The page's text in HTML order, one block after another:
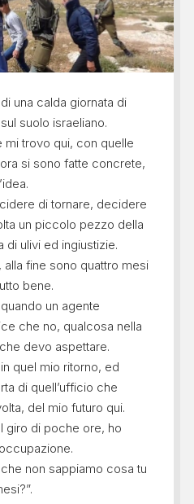
una calda giornata di
suolo israeliano.
mi trovo qui, con quelle
si sono fatte concrete,
di tornare, decidere
un piccolo pezzo della
di ulivi ed ingiustizie.
alla fine sono quattro mesi
bene.
un agente
che no, qualcosa nella
devo aspettare.
quel mio ritorno, ed
di quell’ufficio che
del mio futuro qui.
giro di poche ore, ho
non sappiamo cosa tu